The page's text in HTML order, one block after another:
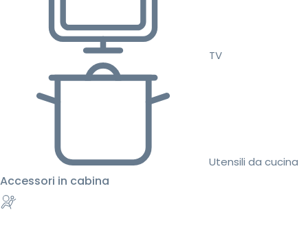
TV
Utensili da cucina
Accessori in cabina